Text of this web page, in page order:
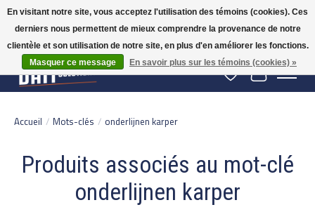
Gratis verzending vanaf 50 euro binnen NL | Op voorraad binnen 2-5 werkdagen
verzonden | België vanaf 70 euro gratis verzonden
Liste de souhaits
Panier
Accueil / Mots-clés / onderlijnen karper
Produits associés au mot-clé
onderlijnen karper
En visitant notre site, vous acceptez l'utilisation des témoins (cookies). Ces
derniers nous permettent de mieux comprendre la provenance de notre
clientèle et son utilisation de notre site, en plus d'en améliorer les fonctions.
Masquer ce message
En savoir plus sur les témoins (cookies) »